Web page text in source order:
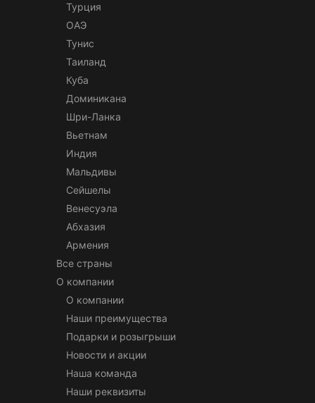
Турция
ОАЭ
Тунис
Таиланд
Куба
Доминикана
Шри-Ланка
Вьетнам
Индия
Мальдивы
Сейшелы
Венесуэла
Абхазия
Армения
Все страны
О компании
О компании
Наши преимущества
Подарки и розыгрыши
Новости и акции
Наша команда
Наши реквизиты